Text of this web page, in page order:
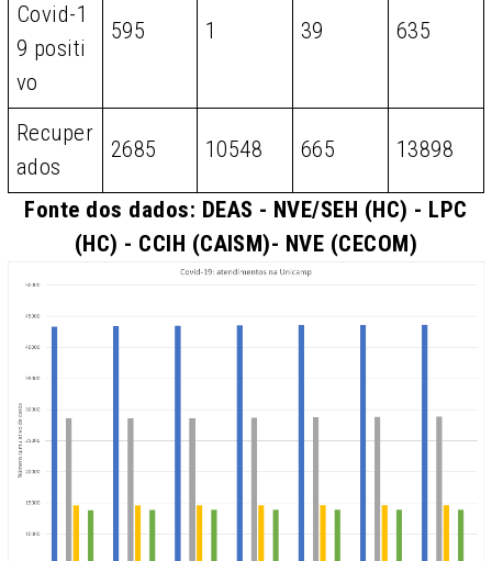
Covid-1
9 positi
vo
595 1 39 635
Recuper
ados
2685 10548 665 13898
Fonte dos dados: DEAS - NVE/SEH (HC) - LPC
(HC) - CCIH (CAISM)- NVE (CECOM)